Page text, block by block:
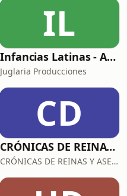
IL
Infancias Latinas - Arriba Chamacos
Juglaria Producciones
CD
CRÓNICAS DE REINAS Y ASESINAS
CRÓNICAS DE REINAS Y ASESINAS